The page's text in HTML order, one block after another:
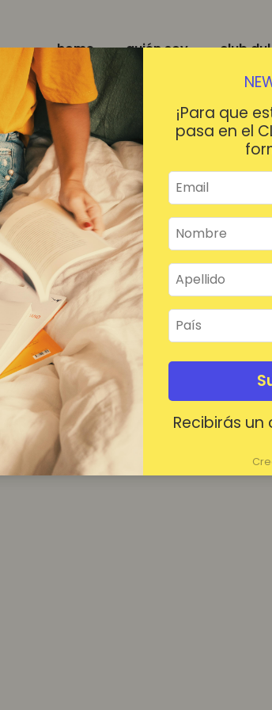
¡Para que
pasa en el
Recibirás
home quién soy club dul
¡HOLA!
Mantenerme conectado ¿Contraseña
Acceder